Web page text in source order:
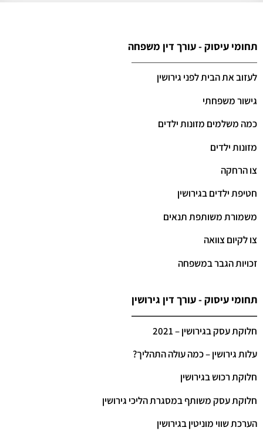
תחומי עיסוק - עורך דין משפחה
לעזוב את הבית לפני גירושין
גישור משפחתי
כמה משלמים מזונות ילדים
מזונות ילדים
צו הרחקה
חטיפת ילדים בגירושין
משמורת משותפת תנאים
צו לקיום צוואה
זכויות הגבר במשפחה
תחומי עיסוק - עורך דין גירושין
חלוקת עסק בגירושין – 2021
עלות גירושין – כמה עולה התהליך?
חלוקת רכוש בגירושין
חלוקת עסק משותף במסגרת הליכי גירושין
הערכת שווי מוניטין בגירושין